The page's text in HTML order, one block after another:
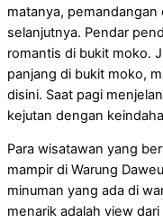
matanya,
selanjutnya. Pendar
romantis di bukit moko.
panjang di bukit moko,
disini. Saat pagi
kejutan dengan
Para wisatawan yang
mampir di Warung
minuman yang ada di
menarik adalah view